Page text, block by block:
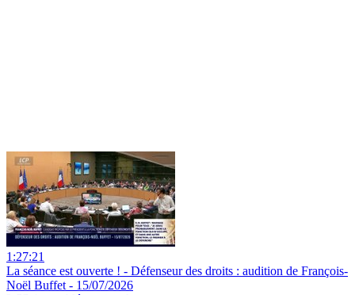
1:27:21
La séance est ouverte ! - Défenseur des droits : audition de François-
Noël Buffet - 15/07/2026